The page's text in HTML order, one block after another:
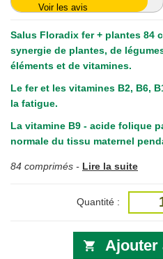
Voir les avis
Salus Floradix fer + plantes 84
synergie de plantes, de
éléments et de vitamines.
Le fer et les vitamines B2, B6,
la fatigue.
La vitamine B9 - acide folique
normale du tissu maternel
84 comprimés - Lire la suite
Quantité :
Ajouter